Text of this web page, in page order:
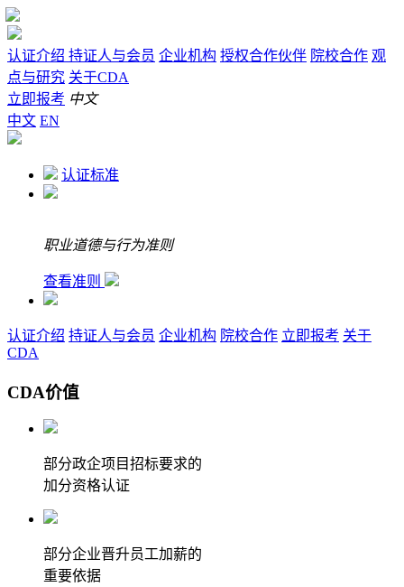
认证介绍 持证人与会员 企业机构 授权合作伙伴 院校合作 观
点与研究 关于CDA
立即报考 中文
中文 EN
认证标准
职业道德与行为准则
查看准则
认证介绍 持证人与会员 企业机构 院校合作 立即报考 关于
CDA
CDA价值
部分政企项目招标要求的
加分资格认证
部分企业晋升员工加薪的
重要依据